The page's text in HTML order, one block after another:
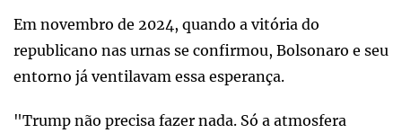
Em novembro de 2024, quando a vitória do
republicano nas urnas se confirmou, Bolsonaro e seu
entorno já ventilavam essa esperança.
"Trump não precisa fazer nada. Só a atmosfera